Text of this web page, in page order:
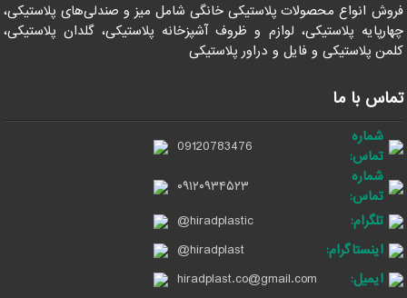
فروش انواع محصولات پلاستیکی خانگی شامل میز و صندلی‌های پلاستیکی،
چهارپایه پلاستیکی، لوازم و ظروف آشپزخانه پلاستیکی، گلدان پلاستیکی،
کلمن پلاستیکی و فایل و دراور پلاستیکی
تماس با ما
شماره
تماس:
09120783476
شماره
تماس:
۰۹۱۲۰۹۳۴۵۲۳
تلگرام:
@hiradplastic
اینستاگرام:
@hiradplast
ایمیل:
hiradplast.co@gmail.com